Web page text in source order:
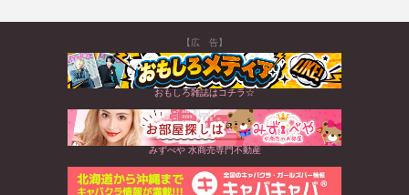
【広 告】
おもしろ雑誌はコチラ☆
みずべや 水商売専門不動産